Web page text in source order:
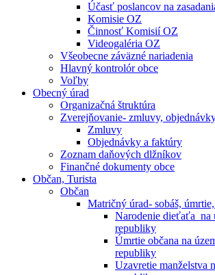
Účasť poslancov na
Komisie OZ
Činnosť Komisií OZ
Videogaléria OZ
Všeobecne záväzné nariadenia
Hlavný kontrolór obce
Voľby
Obecný úrad
Organizačná štruktúra
Zverejňovanie- zmluvy,
Zmluvy
Objednávky a faktúry
Zoznam daňových dlžníkov
Finančné dokumenty obce
Občan, Turista
Občan
Matričný úrad- sobáš,
Narodenie dieťaťa na
republiky
Úmrtie občana na
republiky
Uzavretie manželstva